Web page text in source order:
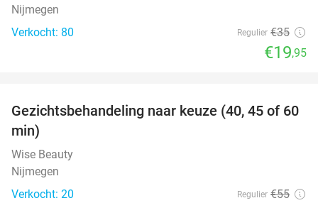
Nijmegen
Verkocht: 80
Regulier €35
€19,95
47%
Gezichtsbehandeling naar keuze (40, 45 of 60
min)
Wise Beauty
Nijmegen
Verkocht: 20
Regulier €55